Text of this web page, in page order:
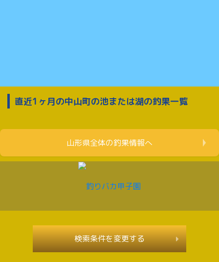
直近1ヶ月の中山町の池または湖の釣果一覧
山形県全体の釣果情報へ
検索条件を変更する